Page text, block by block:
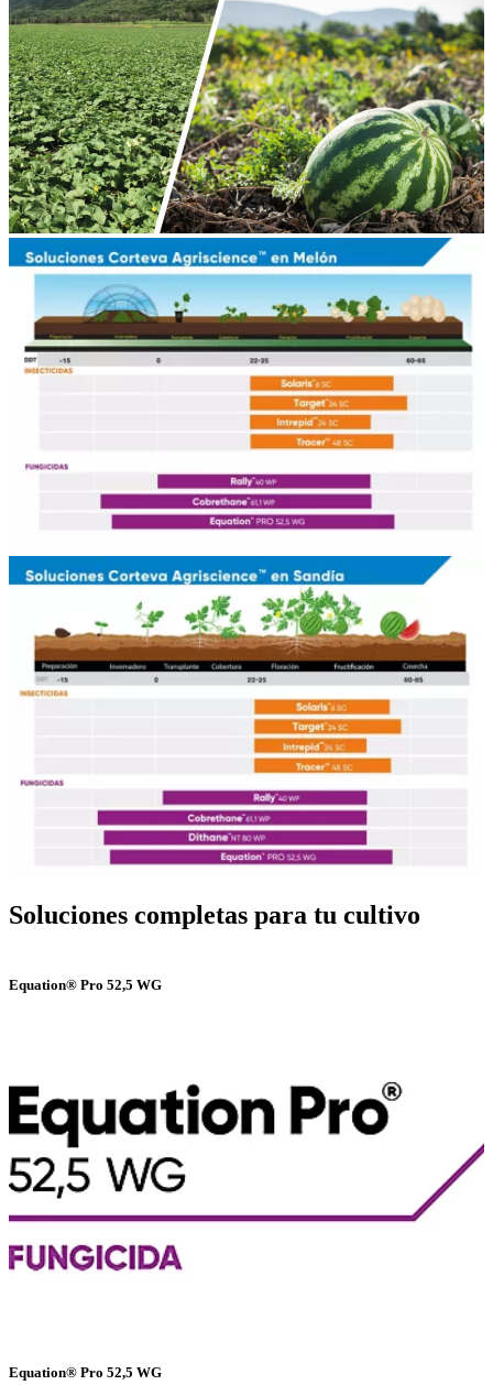
Soluciones completas para tu cultivo
Equation® Pro 52,5 WG
Equation® Pro 52,5 WG